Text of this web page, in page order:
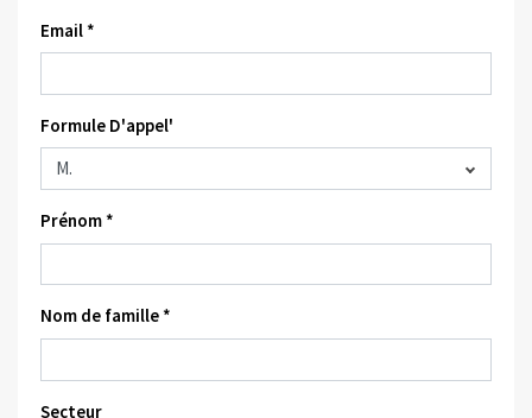
Email *
Formule D'appel'
Prénom *
Nom de famille *
Secteur